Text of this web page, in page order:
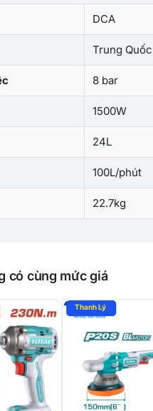
DCA
Trung Quốc
8 bar
1500W
24L
100L/phút
22.7kg
có cùng mức giá